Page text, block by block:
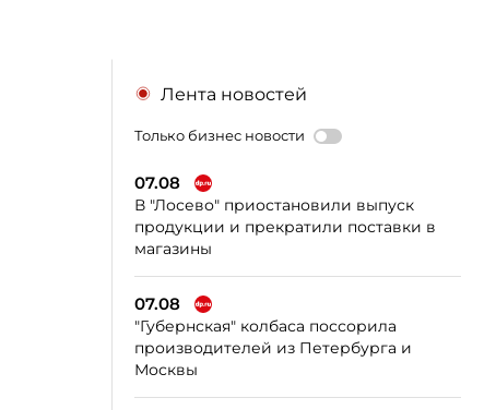
Лента новостей
Только бизнес новости
07.08
В "Лосево" приостановили выпуск
продукции и прекратили поставки в
магазины
07.08
"Губернская" колбаса поссорила
производителей из Петербурга и
Москвы